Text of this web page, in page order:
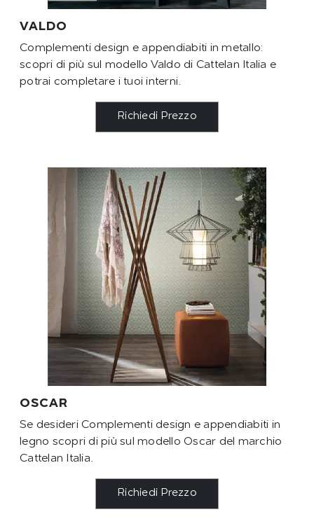
VALDO
Complementi design e appendiabiti in metallo:
scopri di più sul modello Valdo di Cattelan Italia e
potrai completare i tuoi interni.
Richiedi Prezzo
OSCAR
Se desideri Complementi design e appendiabiti in
legno scopri di più sul modello Oscar del marchio
Cattelan Italia.
Richiedi Prezzo